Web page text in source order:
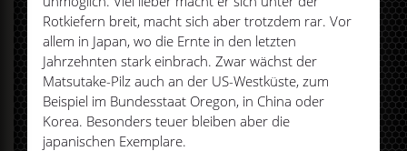
Rotkiefern breit, macht sich aber trotzdem rar. Vor
allem in Japan, wo die Ernte in den letzten
Jahrzehnten stark einbrach. Zwar wächst der
Matsutake-Pilz auch an der US-Westküste, zum
Beispiel im Bundesstaat Oregon, in China oder
Korea. Besonders teuer bleiben aber die
japanischen Exemplare.